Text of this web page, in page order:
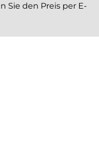
Sie den Preis per E-